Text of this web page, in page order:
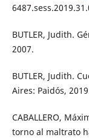
BUTLER, Judith.
2007.
BUTLER, Judith.
Aires: Paidós,
CABALLERO,
torno al maltrato